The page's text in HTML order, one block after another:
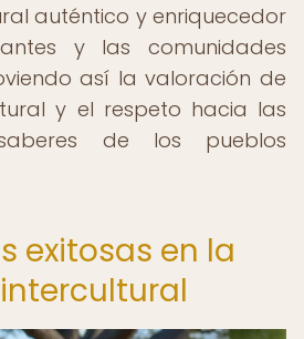
auténtico y enriquecedor
y las comunidades
así la valoración de
y el respeto hacia las
de los pueblos
exitosas en la